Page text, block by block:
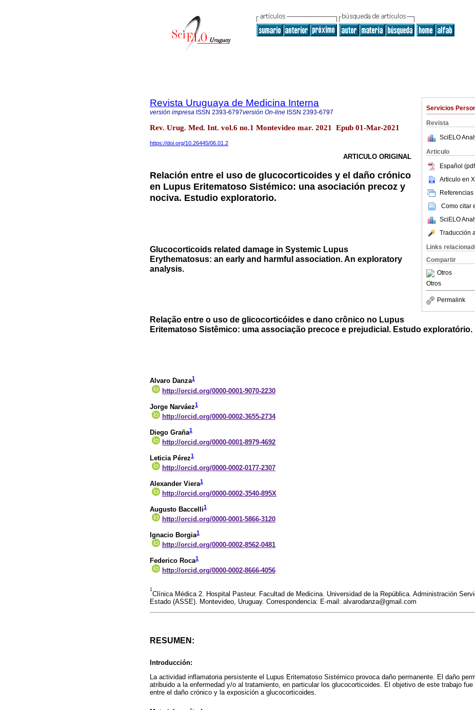
Servicios
Revista
SciELO
Articulo
Español
Articulo en
Como citar
SciELO
Traducción
Links
Compartir
Otros
Otros
Permalink
Revista Uruguaya de Medicina Interna
versión impresa ISSN 2393-6797versión On-line ISSN 2393-6797
Rev. Urug. Med. Int. vol.6 no.1 Montevideo mar. 2021 Epub 01-Mar-2021
https://doi.org/10.26445/06.01.2
ARTICULO ORIGINAL
Relación entre el uso de glucocorticoides y el daño crónico
en Lupus Eritematoso Sistémico: una asociación precoz y
nociva. Estudio exploratorio.
Glucocorticoids related damage in Systemic Lupus
Erythematosus: an early and harmful association. An exploratory
analysis.
Relação entre o uso de glicocorticóides e dano crônico no Lupus
Eritematoso Sistêmico: uma associação precoce e prejudicial. Estudo exploratório.
Alvaro Danza1
http://orcid.org/0000-0001-9070-2230
Jorge Narváez1
http://orcid.org/0000-0002-3655-2734
Diego Graña1
http://orcid.org/0000-0001-8979-4692
Leticia Pérez1
http://orcid.org/0000-0002-0177-2307
Alexander Viera1
http://orcid.org/0000-0002-3540-895X
Augusto Baccelli1
http://orcid.org/0000-0001-5866-3120
Ignacio Borgia1
http://orcid.org/0000-0002-8562-0481
Federico Roca1
http://orcid.org/0000-0002-8666-4056
1
Clínica Médica 2. Hospital Pasteur. Facultad de Medicina. Universidad de la República. Administración
Estado (ASSE). Montevideo, Uruguay. Correspondencia: E-mail: alvarodanza@gmail.com
RESUMEN:
Introducción:
La actividad inflamatoria persistente el Lupus Eritematoso Sistémico provoca daño permanente. El daño
atribuido a la enfermedad y/o al tratamiento, en particular los glucocorticoides. El objetivo de este trabajo
entre el daño crónico y la exposición a glucocorticoides.